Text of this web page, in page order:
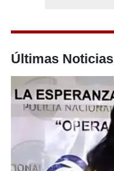
Últimas Noticias